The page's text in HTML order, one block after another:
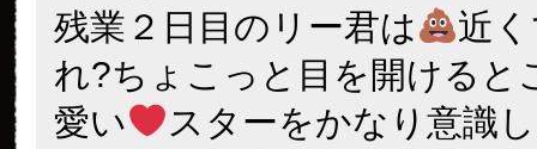
残業２日目のリー君は
近
れ?ちょこっと目を開けると
愛い
スターをかなり意識